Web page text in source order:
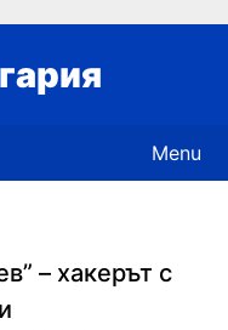
Menu
– хакерът с